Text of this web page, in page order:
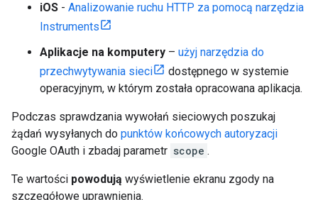
iOS - Analizowanie ruchu HTTP za pomocą narzędzia
Instruments
Aplikacje na komputery – użyj narzędzia do
przechwytywania sieci
dostępnego w systemie
operacyjnym, w którym została opracowana aplikacja.
Podczas sprawdzania wywołań sieciowych poszukaj
żądań wysyłanych do punktów końcowych autoryzacji
Google OAuth i zbadaj parametr scope .
Te wartości powodują wyświetlenie ekranu zgody na
szczegółowe uprawnienia.